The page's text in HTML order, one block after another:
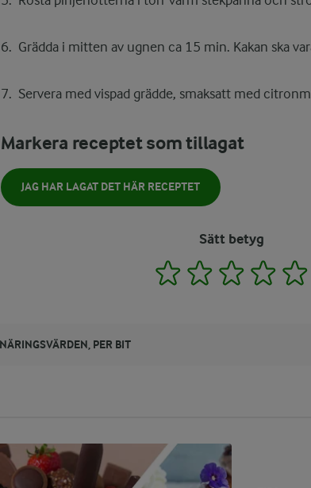
Grädda i mitten av ugnen ca 15 min. Kakan ska
Servera med vispad grädde, smaksatt med
Markera receptet som tillagat
JAG HAR LAGAT DET HÄR RECEPTET
Sätt betyg
1 2 3 4
NÄRINGSVÄRDEN, PER BIT
ENERGIDISTRIBUTION %
NÄRINGSVÄRDEN PER BIT